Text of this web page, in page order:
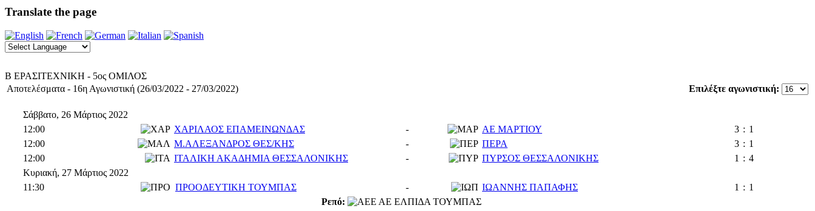
Translate the page
Β ΕΡΑΣΙΤΕΧΝΙΚΗ - 5ος ΟΜΙΛΟΣ
Αποτελέσματα - 16η Αγωνιστική (26/03/2022 - 27/03/2022)
Επιλέξτε αγωνιστική:
Σάββατο, 26 Μάρτιος 2022
12:00
ΧΑΡΙΛΑΟΣ ΕΠΑΜΕΙΝΩΝΔΑΣ - ΑΕ ΜΑΡΤΙΟΥ 3 : 1
12:00
Μ.ΑΛΕΞΑΝΔΡΟΣ ΘΕΣ/ΚΗΣ - ΠΕΡΑ 3 : 1
12:00
ΙΤΑΛΙΚΗ ΑΚΑΔΗΜΙΑ ΘΕΣΣΑΛΟΝΙΚΗΣ - ΠΥΡΣΟΣ ΘΕΣΣΑΛΟΝΙΚΗΣ 1 : 4
Κυριακή, 27 Μάρτιος 2022
11:30
ΠΡΟΟΔΕΥΤΙΚΗ ΤΟΥΜΠΑΣ - ΙΩΑΝΝΗΣ ΠΑΠΑΦΗΣ 1 : 1
Ρεπό:
ΑΕ ΕΛΠΙΔΑ ΤΟΥΜΠΑΣ